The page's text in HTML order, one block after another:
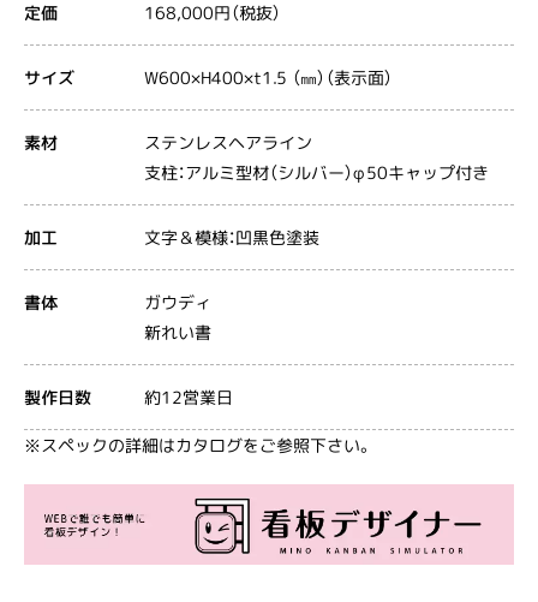
定価 168,000円（税抜）
サイズ W600×H400×t1.5 （㎜）（表示面）
素材 ステンレスヘアライン
支柱：アルミ型材（シルバー）φ50キャップ付き
加工 文字＆模様：凹黒色塗装
書体 ガウディ
新れい書
製作日数 約12営業日
※スペックの詳細はカタログをご参照下さい。